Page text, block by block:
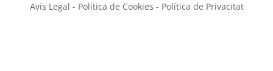
Avís Legal - Política de Cookies - Política de Privacitat